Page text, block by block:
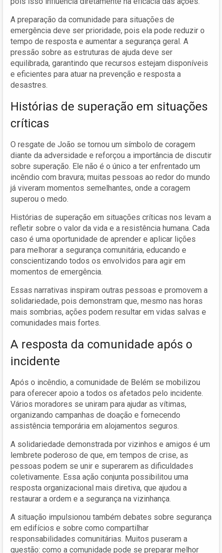
A preparação da comunidade para situações de
emergência deve ser prioridade, pois ela pode reduzir o
tempo de resposta e aumentar a segurança geral. A
pressão sobre as estruturas de ajuda deve ser
equilibrada, garantindo que recursos estejam disponíveis
e eficientes para atuar na prevenção e resposta a
desastres.
Histórias de superação em situações
críticas
O resgate de João se tornou um símbolo de coragem
diante da adversidade e reforçou a importância de discutir
sobre superação. Ele não é o único a ter enfrentado um
incêndio com bravura; muitas pessoas ao redor do mundo
já viveram momentos semelhantes, onde a coragem
superou o medo.
Histórias de superação em situações críticas nos levam a
refletir sobre o valor da vida e a resistência humana. Cada
caso é uma oportunidade de aprender e aplicar lições
para melhorar a segurança comunitária, educando e
conscientizando todos os envolvidos para agir em
momentos de emergência.
Essas narrativas inspiram outras pessoas e promovem a
solidariedade, pois demonstram que, mesmo nas horas
mais sombrias, ações podem resultar em vidas salvas e
comunidades mais fortes.
A resposta da comunidade após o
incidente
Após o incêndio, a comunidade de Belém se mobilizou
para oferecer apoio a todos os afetados pelo incidente.
Vários moradores se uniram para ajudar as vítimas,
organizando campanhas de doação e fornecendo
assistência temporária em alojamentos seguros.
A solidariedade demonstrada por vizinhos e amigos é um
lembrete poderoso de que, em tempos de crise, as
pessoas podem se unir e superarem as dificuldades
coletivamente. Essa ação conjunta possibilitou uma
resposta organizacional mais diretiva, que ajudou a
restaurar a ordem e a segurança na vizinhança.
A situação impulsionou também debates sobre segurança
em edifícios e sobre como compartilhar
responsabilidades comunitárias. Muitos puseram a
questão: como a comunidade pode se preparar melhor